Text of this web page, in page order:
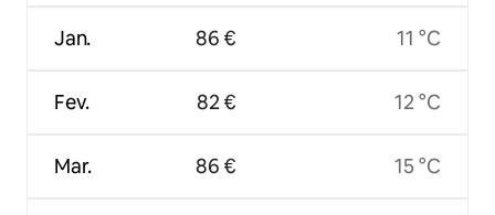
Jan.
Fev.
Mar.
86 €
82 €
86 €
11 °C
12 °C
15 °C